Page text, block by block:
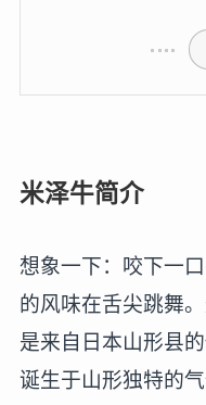
米泽牛简介
想象一下：咬下一
的风味在舌尖跳舞
是来自日本山形县
诞生于山形独特的